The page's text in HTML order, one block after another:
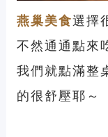
燕巢美食選擇
不然通通點來
我們就點滿整
的很舒壓耶～